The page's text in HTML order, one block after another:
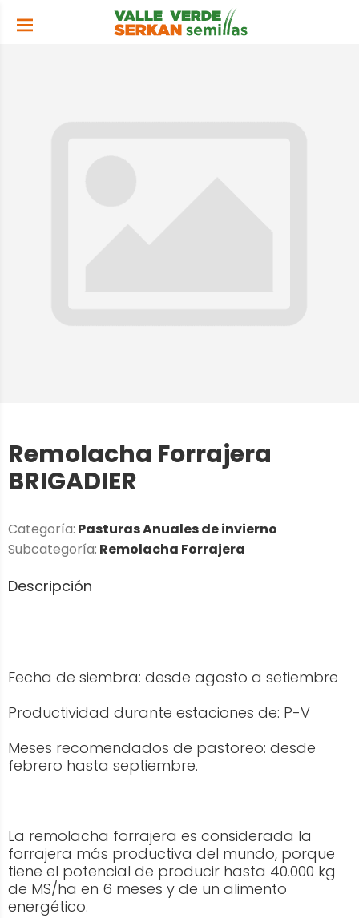
Remolacha Forrajera
BRIGADIER
Categoría: Pasturas Anuales de invierno
Subcategoría: Remolacha Forrajera
Descripción
Fecha de siembra: desde agosto a setiembre
Productividad durante estaciones de: P-V
Meses recomendados de pastoreo: desde
febrero hasta septiembre.
La remolacha forrajera es considerada la
forrajera más productiva del mundo, porque
tiene el potencial de producir hasta 40.000 kg
de MS/ha en 6 meses y de un alimento
energético.